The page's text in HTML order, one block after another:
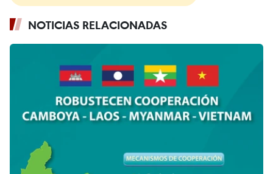
NOTICIAS RELACIONADAS